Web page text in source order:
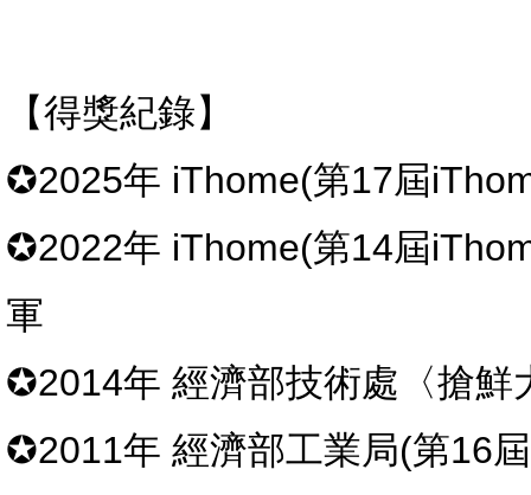
【得獎紀錄】
✪2025年 iThome(第17屆
✪2022年 iThome(第14屆
軍
✪2014年 經濟部技術處〈搶鮮
✪2011年 經濟部工業局(第16